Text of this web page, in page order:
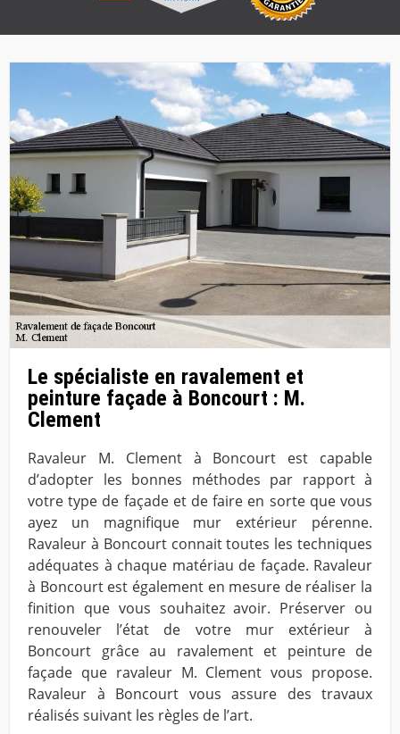
Le spécialiste en ravalement et
peinture façade à Boncourt : M.
Clement
Ravaleur M. Clement à Boncourt est capable
d’adopter les bonnes méthodes par rapport à
votre type de façade et de faire en sorte que vous
ayez un magnifique mur extérieur pérenne.
Ravaleur à Boncourt connait toutes les techniques
adéquates à chaque matériau de façade. Ravaleur
à Boncourt est également en mesure de réaliser la
finition que vous souhaitez avoir. Préserver ou
renouveler l’état de votre mur extérieur à
Boncourt grâce au ravalement et peinture de
façade que ravaleur M. Clement vous propose.
Ravaleur à Boncourt vous assure des travaux
réalisés suivant les règles de l’art.